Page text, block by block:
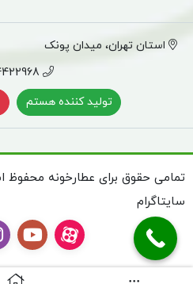
استان تهران، میدان پونک
تولید کننده هستم
تمامی حقوق برای عطارخونه
سایتاگرام